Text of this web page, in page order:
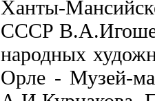
Ханты-
СССР
народных
Орле - Музей-